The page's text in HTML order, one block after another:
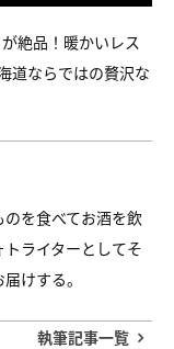
絶品！暖かいレス
道ならではの贅沢な
を食べてお酒を飲
ライターとしてそ
けする。
執筆記事一覧